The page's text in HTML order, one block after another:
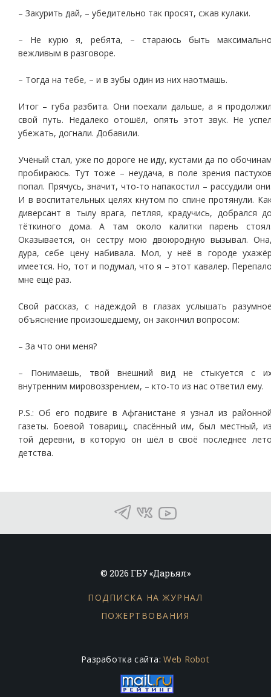
– Закурить дай, – убедительно так просят, сжав кулаки.
– Не курю я, ребята, – стараюсь быть
вежливым в разговоре.
– Тогда на тебе, – и в зубы один из них наотмашь.
Итог – губа разбита. Они поехали дальше, а я
свой путь. Недалеко отошёл, опять этот звук. Не
убежать, догнали. Добавили.
Учёный стал, уже по дороге не иду, кустами да по
пробираюсь. Тут тоже – неудача, в поле зрения
попал. Прячусь, значит, что-то напакостил – рассудили
И в воспитательных целях кнутом по спине протянули.
диверсант в тылу врага, петляя, крадучись, добрался
тёткиного дома. А там около калитки парень
Оказывается, он сестру мою двоюродную вызывал.
дура, себе цену набивала. Мол, у неё в городе
имеется. Но, тот и подумал, что я – этот кавалер.
мне ещё раз.
Свой рассказ, с надеждой в глазах услышать
объяснение произошедшему, он закончил вопросом:
– За что они меня?
– Понимаешь, твой внешний вид не стыкуется с
внутренним мировоззрением, – кто-то из нас ответил ему.
P.S.: Об его подвиге в Афганистане я узнал из
газеты. Боевой товарищ, спасённый им, был местный,
той деревни, в которую он шёл в своё последнее
детства.
© 2026 ГБУ «Дарьял»
ПОДПИСКА НА ЖУРНАЛ
ПОЖЕРТВОВАНИЯ
Разработка сайта:Web Robot